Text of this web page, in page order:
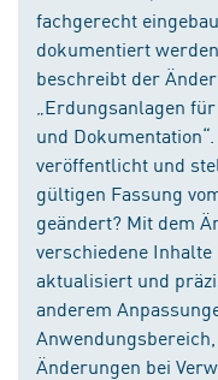
fachgerecht
dokumentiert
beschreibt der
„Erdungsanlagen
und
veröffentlicht und
gültigen Fassung
geändert? Mit dem
verschiedene
aktualisiert und
anderem
Änderungen bei